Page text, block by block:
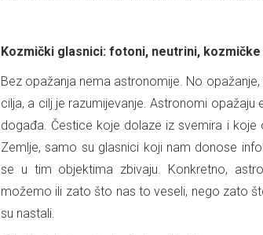
Kozmički glasnici: fotoni, neutrini,
Bez opažanja nema astronomije. No
cilja, a cilj je razumijevanje. Astronomi
događa. Čestice koje dolaze iz svemira i
Zemlje, samo su glasnici koji nam donose
se u tim objektima zbivaju. Konkretno,
možemo ili zato što nas to veseli, nego zato
su nastali.